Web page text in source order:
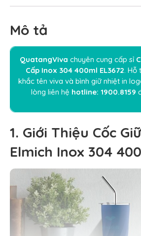
Mô tả
QuatangViva chuyên cung cấp sỉ
Cấp Inox 304 400ml EL3672. Hỗ
khắc tên viva và bình giữ nhiệt in
lòng liên hệ hotline: 1900.8159
1. Giới Thiệu Cốc
Elmich Inox 304